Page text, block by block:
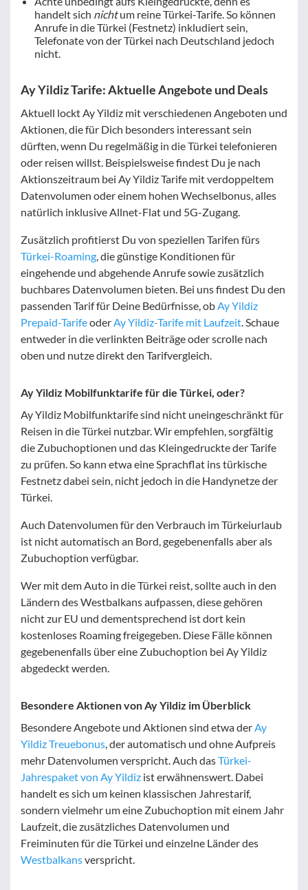
handelt sich nichtum reine Türkei-Tarife. So können
Anrufe in die Türkei (Festnetz) inkludiert sein,
Telefonate von der Türkei nach Deutschland jedoch
nicht.
Ay Yildiz Tarife: Aktuelle Angebote und Deals
Aktuell lockt Ay Yildiz mit verschiedenen Angeboten und
Aktionen, die für Dich besonders interessant sein
dürften, wenn Du regelmäßig in die Türkei telefonieren
oder reisen willst. Beispielsweise findest Du je nach
Aktionszeitraum bei Ay Yildiz Tarife mit verdoppeltem
Datenvolumen oder einem hohen Wechselbonus, alles
natürlich inklusive Allnet-Flat und 5G-Zugang.
Zusätzlich profitierst Du von speziellen Tarifen fürs
Türkei-Roaming, die günstige Konditionen für
eingehende und abgehende Anrufe sowie zusätzlich
buchbares Datenvolumen bieten. Bei uns findest Du den
passenden Tarif für Deine Bedürfnisse, obAy Yildiz
Prepaid-TarifeoderAy Yildiz-Tarife mit Laufzeit. Schaue
entweder in die verlinkten Beiträge oder scrolle nach
oben und nutze direkt den Tarifvergleich.
Ay Yildiz Mobilfunktarife für die Türkei, oder?
Ay Yildiz Mobilfunktarife sind nicht uneingeschränkt für
Reisen in die Türkei nutzbar. Wir empfehlen, sorgfältig
die Zubuchoptionen und das Kleingedruckte der Tarife
zu prüfen. So kann etwa eine Sprachflat ins türkische
Festnetz dabei sein, nicht jedoch in die Handynetze der
Türkei.
Auch Datenvolumen für den Verbrauch im Türkeiurlaub
ist nicht automatisch an Bord, gegebenenfalls aber als
Zubuchoption verfügbar.
Wer mit dem Auto in die Türkei reist, sollte auch in den
Ländern des Westbalkans aufpassen, diese gehören
nicht zur EU und dementsprechend ist dort kein
kostenloses Roaming freigegeben. Diese Fälle können
gegebenenfalls über eine Zubuchoption bei Ay Yildiz
abgedeckt werden.
Besondere Aktionen von Ay Yildiz im Überblick
Besondere Angebote und Aktionen sind etwa derAy
Yildiz Treuebonus, der automatisch und ohne Aufpreis
mehr Datenvolumen verspricht. Auch dasTürkei-
Jahrespaket von Ay Yildiz ist erwähnenswert. Dabei
handelt es sich um keinen klassischen Jahrestarif,
sondern vielmehr um eine Zubuchoption mit einem Jahr
Laufzeit, die zusätzliches Datenvolumen und
Freiminuten für die Türkei und einzelne Länder des
Westbalkansverspricht.